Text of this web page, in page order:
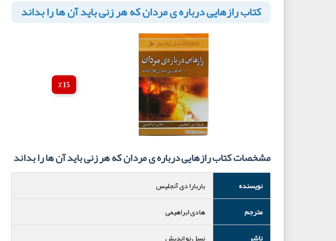
کتاب رازهایی درباره ی مردان که هر زنی باید آن ها را بداند
15 ٪
مشخصات کتاب رازهایی درباره ی مردان که هر زنی باید آن ها را بداند
نویسنده
باربارا دی آنجلیس
مترجم
هادی ابراهیمی
ناشر
نسل نو اندیش